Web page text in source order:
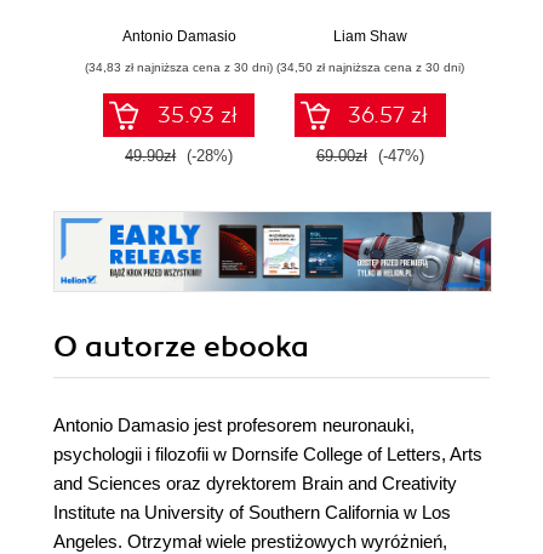
Antonio Damasio
(34,83 zł najniższa cena z 30 dni)
35.93 zł
49.90zł (-28%)
Liam Shaw
(34,50 zł najniższa cena z 30 dni)
36.57 zł
69.00zł (-47%)
O autorze ebooka
Antonio Damasio jest profesorem neuronauki,
psychologii i filozofii w Dornsife College of Letters, Arts
and Sciences oraz dyrektorem Brain and Creativity
Institute na University of Southern California w Los
Angeles. Otrzymał wiele prestiżowych wyróżnień,